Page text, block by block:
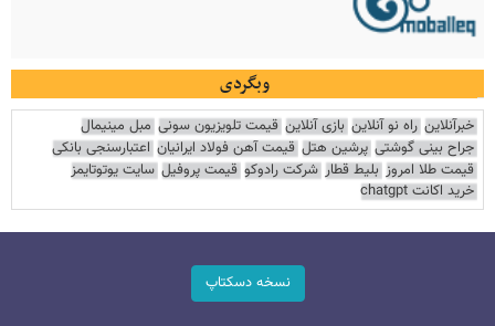
وبگردی
خبرآنلاین راه نو آنلاین بازی آنلاین قیمت تلویزیون سونی مبل مینیمال
جراح بینی گوشتی پرشین هتل قیمت آهن فولاد ایرانیان اعتبارسنجی بانکی
قیمت طلا امروز بلیط قطار شرکت رادوکو قیمت پروفیل سایت یوتوتایمز
خرید اکانت chatgpt
نسخه دسکتاپ